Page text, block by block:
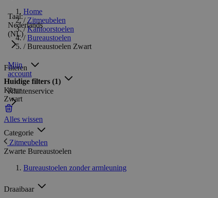
Taal:
Nederlands
(NL)
Mijn
account
Klantenservice
Home
/ Zitmeubelen
/ Kantoorstoelen
/ Bureaustoelen
/ Bureaustoelen Zwart
Filteren
Huidige filters (1)
Kleur
Zwart
Alles wissen
Categorie
Zitmeubelen
Zwarte Bureaustoelen
Bureaustoelen zonder armleuning
Draaibaar